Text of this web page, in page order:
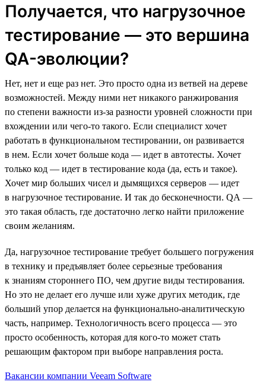
Получается, что нагрузочное
тестирование — это вершина
QA-эволюции?
Нет, нет и еще раз нет. Это просто одна из ветвей на дереве
возможностей. Между ними нет никакого ранжирования
по степени важности из-за разности уровней сложности при
вхождении или чего-то такого. Если специалист хочет
работать в функциональном тестировании, он развивается
в нем. Если хочет больше кода — идет в автотесты. Хочет
только код — идет в тестирование кода (да, есть и такое).
Хочет мир больших чисел и дымящихся серверов — идет
в нагрузочное тестирование. И так до бесконечности. QA —
это такая область, где достаточно легко найти приложение
своим желаниям.
Да, нагрузочное тестирование требует большего погружения
в технику и предъявляет более серьезные требования
к знаниям стороннего ПО, чем другие виды тестирования.
Но это не делает его лучше или хуже других методик, где
больший упор делается на функционально-аналитическую
часть, например. Технологичность всего процесса — это
просто особенность, которая для кого-то может стать
решающим фактором при выборе направления роста.
Вакансии компании Veeam Software